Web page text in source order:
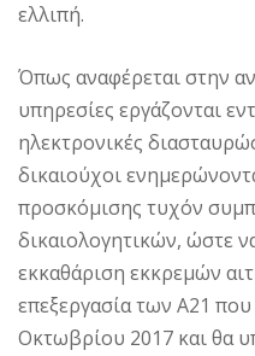
ελλιπή.
Όπως αναφέρεται στην
υπηρεσίες εργάζονται
ηλεκτρονικές
δικαιούχοι
προσκόμισης τυχόν
δικαιολογητικών, ώστε
εκκαθάριση εκκρεμών
επεξεργασία των Α21
Οκτωβρίου 2017 και θα